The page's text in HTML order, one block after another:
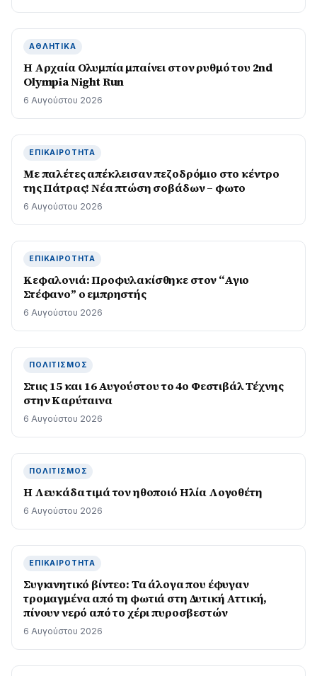
ΑΘΛΗΤΙΚΆ
Η Αρχαία Ολυμπία μπαίνει στον ρυθμό του 2nd
Olympia Night Run
6 Αυγούστου 2026
ΕΠΙΚΑΙΡΌΤΗΤΑ
Με παλέτες απέκλεισαν πεζοδρόμιο στο κέντρο
της Πάτρας! Νέα πτώση σοβάδων – φωτο
6 Αυγούστου 2026
ΕΠΙΚΑΙΡΌΤΗΤΑ
Κεφαλονιά: Προφυλακίσθηκε στον “Αγιο
Στέφανο” ο εμπρηστής
6 Αυγούστου 2026
ΠΟΛΙΤΙΣΜΌΣ
Στιις 15 και 16 Αυγούστου το 4ο Φεστιβάλ Τέχνης
στην Καρύταινα
6 Αυγούστου 2026
ΠΟΛΙΤΙΣΜΌΣ
Η Λευκάδα τιμά τον ηθοποιό Ηλία Λογοθέτη
6 Αυγούστου 2026
ΕΠΙΚΑΙΡΌΤΗΤΑ
Συγκινητικό βίντεο: Τα άλογα που έφυγαν
τρομαγμένα από τη φωτιά στη Δυτική Αττική,
πίνουν νερό από το χέρι πυροσβεστών
6 Αυγούστου 2026